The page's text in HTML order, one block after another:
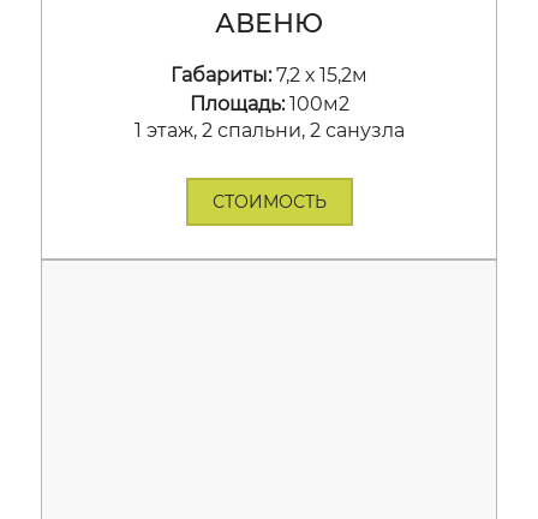
АВЕНЮ
Габариты:7,2 х 15,2м
Площадь:100м2
1 этаж, 2 спальни, 2 санузла
СТОИМОСТЬ